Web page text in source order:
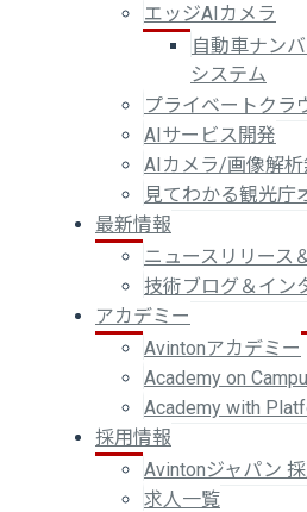
エッジAIカメラ
自動車ナン
システム
プライベートクラ
AIサービス開発
AIカメラ/画像解
見てわかる観光庁
最新情報
ニュースリリース
技術ブログ＆イン
アカデミー
Avintonアカデミー
Academy on
Academy with
採用情報
Avintonジャパン
求人一覧